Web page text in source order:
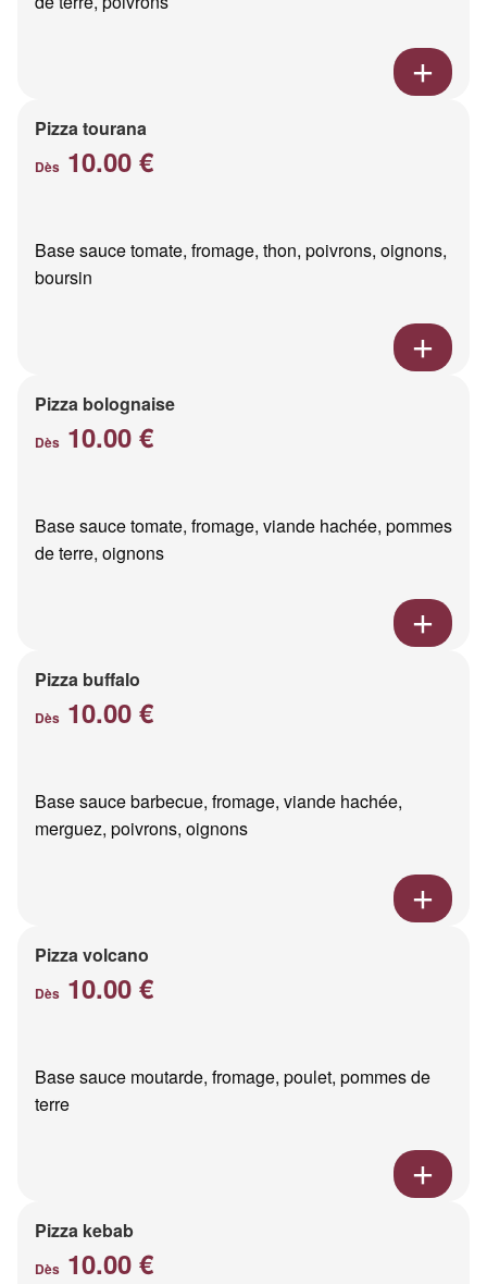
Pizza tourana
Dès 10.00 €
Base sauce tomate, fromage, thon, poivrons, oignons,
boursin
Pizza bolognaise
Dès 10.00 €
Base sauce tomate, fromage, viande hachée, pommes
de terre, oignons
Pizza buffalo
Dès 10.00 €
Base sauce barbecue, fromage, viande hachée,
merguez, poivrons, oignons
Pizza volcano
Dès 10.00 €
Base sauce moutarde, fromage, poulet, pommes de
terre
Pizza kebab
Dès 10.00 €